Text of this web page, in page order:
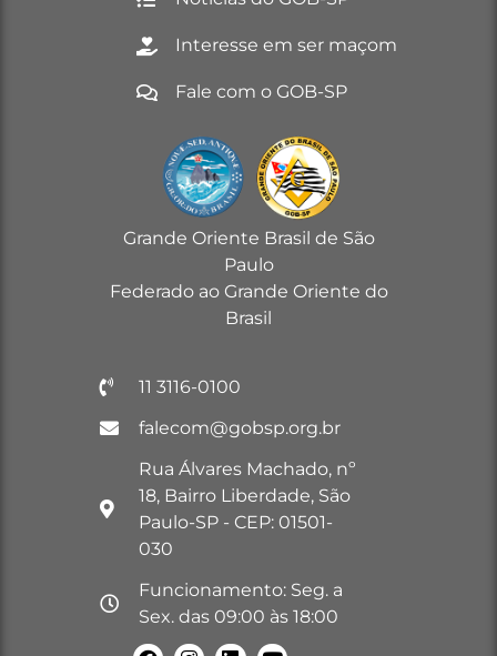
Interesse em ser maçom
Fale com o GOB-SP
Grande Oriente Brasil de São
Paulo
Federado ao Grande Oriente do
Brasil
11 3116-0100
falecom@gobsp.org.br
Rua Álvares Machado, nº
18, Bairro Liberdade, São
Paulo-SP - CEP: 01501-
030
Funcionamento: Seg. a
Sex. das 09:00 às 18:00